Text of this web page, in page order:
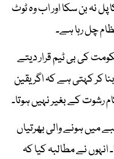
نہ بن سکا اور اب وہ ٹوٹ
چل رہا ہے۔
کی بی ٹیم قرار دیتے
کر کہتی ہے کہ اگر یقین
رشوت کے بغیر نہیں ہوتا۔
کے شعبے میں ہونے والی بھرتیاں
انہوں نے مطالبہ کیا کہ